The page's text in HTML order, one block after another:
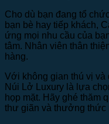
Cho dù bạn đang tổ
bạn bè hay tiếp khách,
ứng mọi nhu cầu của
tâm. Nhân viên thân
hàng.
Với không gian thú vị và
Núi Lở Luxury là lựa
họp mặt. Hãy ghé thăm
thư giãn và thưởng thức